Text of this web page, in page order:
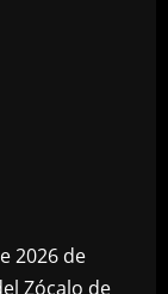
2026 de
Zócalo de